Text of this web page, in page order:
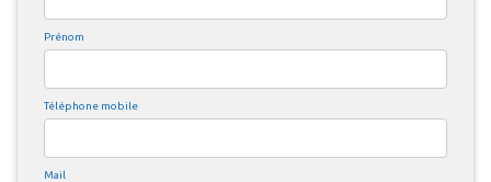
Prénom
Téléphone mobile
Mail